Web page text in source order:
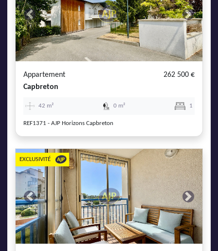
Previous Next
Appartement
262 500 €
Capbreton
42 m² 0 m² 1
REF1371 - AJP Horizons Capbreton
Previous Next
EXCLUSIVITÉ